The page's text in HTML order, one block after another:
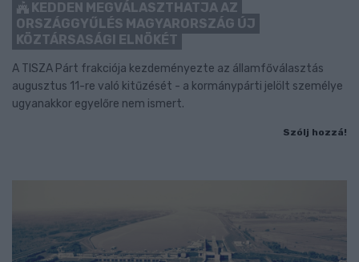
KEDDEN MEGVÁLASZTHATJA AZ
ORSZÁGGYŰLÉS MAGYARORSZÁG ÚJ
KÖZTÁRSASÁGI ELNÖKÉT
A TISZA Párt frakciója kezdeményezte az államfőválasztás
augusztus 11-re való kitűzését - a kormánypárti jelölt személye
ugyanakkor egyelőre nem ismert.
Szólj hozzá!